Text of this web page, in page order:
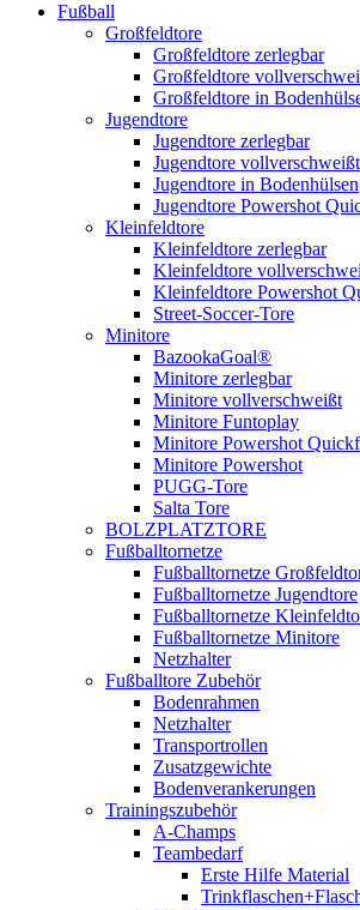
Fußball
Großfeldtore
Großfeldtore zerlegbar
Großfeldtore
Großfeldtore in
Jugendtore
Jugendtore zerlegbar
Jugendtore vollverschweißt
Jugendtore in Bodenhülsen
Jugendtore Powershot
Kleinfeldtore
Kleinfeldtore zerlegbar
Kleinfeldtore
Kleinfeldtore Powershot
Street-Soccer-Tore
Minitore
BazookaGoal®
Minitore zerlegbar
Minitore vollverschweißt
Minitore Funtoplay
Minitore Powershot
Minitore Powershot
PUGG-Tore
Salta Tore
BOLZPLATZTORE
Fußballtornetze
Fußballtornetze
Fußballtornetze Jugendtore
Fußballtornetze
Fußballtornetze Minitore
Netzhalter
Fußballtore Zubehör
Bodenrahmen
Netzhalter
Transportrollen
Zusatzgewichte
Bodenverankerungen
Trainingszubehör
A-Champs
Teambedarf
Erste Hilfe Material